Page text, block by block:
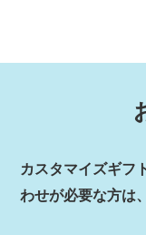
カスタマイズギフ
わせが必要な方は、